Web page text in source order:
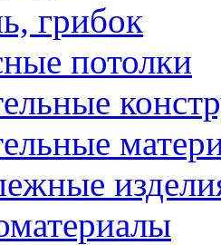
грибок
потолки